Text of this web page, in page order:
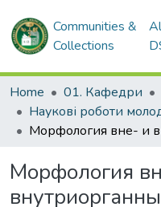
Communities &
Collections
Home 01. Кафедри
Морфология